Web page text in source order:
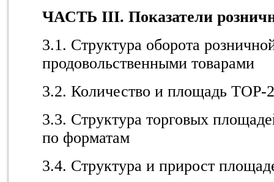
ЧАСТЬ III. Показатели
3.1. Структура оборота
продовольственными товарами
3.2. Количество и площадь TOP-
3.3. Структура торговых
по форматам
3.4. Структура и прирост